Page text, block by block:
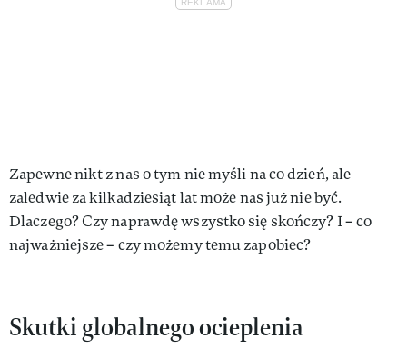
Zapewne nikt z nas o tym nie myśli na co dzień, ale
zaledwie za kilkadziesiąt lat może nas już nie być.
Dlaczego? Czy naprawdę wszystko się skończy? I – co
najważniejsze – czy możemy temu zapobiec?
Skutki globalnego ocieplenia